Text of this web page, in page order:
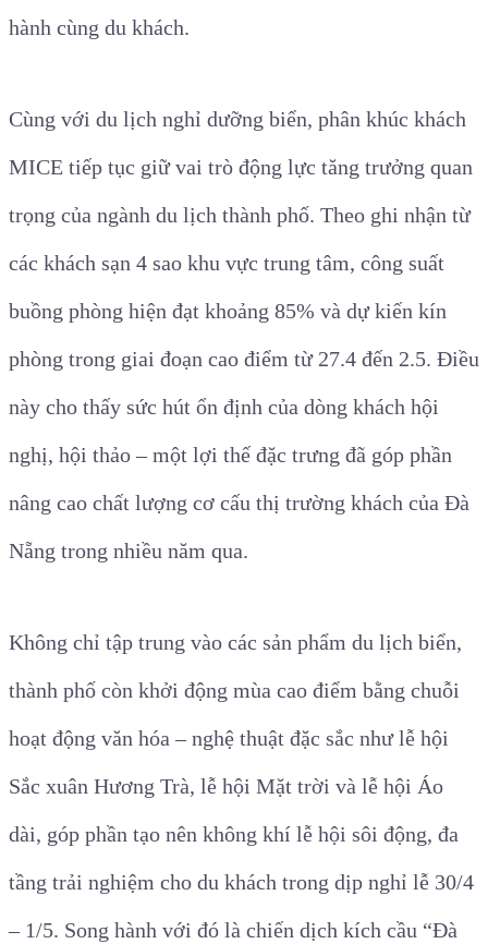
hành cùng du khách.
Cùng với du lịch nghỉ dưỡng biển, phân khúc khách
MICE tiếp tục giữ vai trò động lực tăng trưởng quan
trọng của ngành du lịch thành phố. Theo ghi nhận từ
các khách sạn 4 sao khu vực trung tâm, công suất
buồng phòng hiện đạt khoảng 85% và dự kiến kín
phòng trong giai đoạn cao điểm từ 27.4 đến 2.5. Điều
này cho thấy sức hút ổn định của dòng khách hội
nghị, hội thảo – một lợi thế đặc trưng đã góp phần
nâng cao chất lượng cơ cấu thị trường khách của Đà
Nẵng trong nhiều năm qua.
Không chỉ tập trung vào các sản phẩm du lịch biển,
thành phố còn khởi động mùa cao điểm bằng chuỗi
hoạt động văn hóa – nghệ thuật đặc sắc như lễ hội
Sắc xuân Hương Trà, lễ hội Mặt trời và lễ hội Áo
dài, góp phần tạo nên không khí lễ hội sôi động, đa
tầng trải nghiệm cho du khách trong dịp nghỉ lễ 30/4
– 1/5. Song hành với đó là chiến dịch kích cầu “Đà